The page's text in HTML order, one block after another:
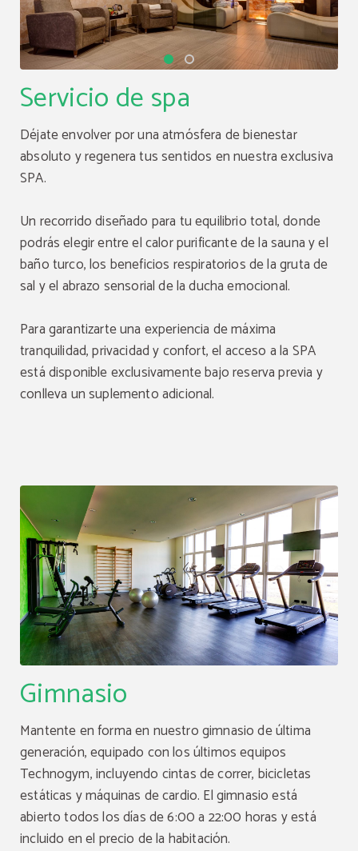
Servicio de spa
Déjate envolver por una atmósfera de bienestar
absoluto y regenera tus sentidos en nuestra exclusiva
SPA.
Un recorrido diseñado para tu equilibrio total, donde
podrás elegir entre el calor purificante de la sauna y el
baño turco, los beneficios respiratorios de la gruta de
sal y el abrazo sensorial de la ducha emocional.
Para garantizarte una experiencia de máxima
tranquilidad, privacidad y confort, el acceso a la SPA
está disponible exclusivamente bajo reserva previa y
conlleva un suplemento adicional.
Gimnasio
Mantente en forma en nuestro gimnasio de última
generación, equipado con los últimos equipos
Technogym, incluyendo cintas de correr, bicicletas
estáticas y máquinas de cardio. El gimnasio está
abierto todos los días de 6:00 a 22:00 horas y está
incluido en el precio de la habitación.